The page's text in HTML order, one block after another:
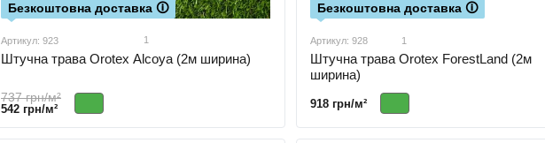
Безкоштовна доставка 🛈
Артикул: 923 1
Штучна трава Orotex Alcoya (2м ширина)
737 грн/м²
542 грн/м²
Безкоштовна доставка 🛈
Артикул: 928 1
Штучна трава Orotex ForestLand (2м
ширина)
918 грн/м²